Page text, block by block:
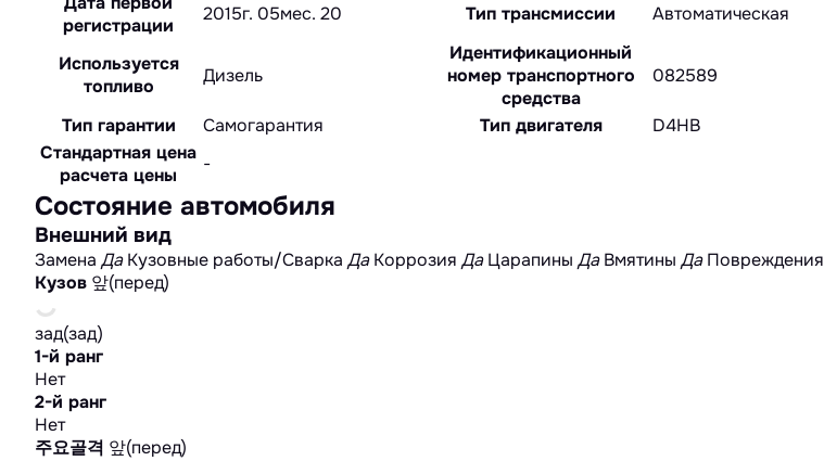
регистрации
2015г. 05мес. 20 Тип трансмиссии Автоматическая
Используется
топливо
Дизель
Идентификационный
номер транспортного
средства
082589
Тип гарантии Cамогарантия Тип двигателя
D4HB
Стандартная цена
расчета цены
-
Состояние автомобиля
Внешний вид
Замена Да Кузовные работы/Сварка Да Коррозия Да Царапины Да Вмятины Да Повреждения
Кузов 앞(перед)
зад(зад)
1-й ранг
Нет
2-й ранг
Нет
주요골격 앞(перед)